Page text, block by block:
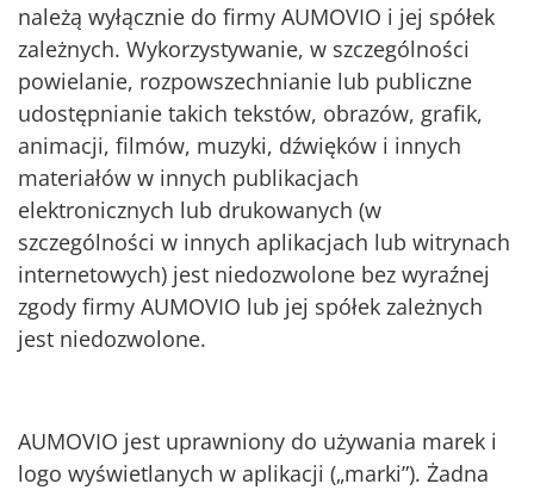
należą wyłącznie do firmy AUMOVIO i jej spółek
zależnych. Wykorzystywanie, w szczególności
powielanie, rozpowszechnianie lub publiczne
udostępnianie takich tekstów, obrazów, grafik,
animacji, filmów, muzyki, dźwięków i innych
materiałów w innych publikacjach
elektronicznych lub drukowanych (w
szczególności w innych aplikacjach lub witrynach
internetowych) jest niedozwolone bez wyraźnej
zgody firmy AUMOVIO lub jej spółek zależnych
jest niedozwolone.
AUMOVIO jest uprawniony do używania marek i
logo wyświetlanych w aplikacji („marki”). Żadna